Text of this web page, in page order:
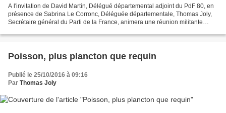
A l'invitation de David Martin, Délégué départemental adjoint du PdF 80, en
présence de Sabrina Le Corronc, Déléguée départementale, Thomas Joly,
Secrétaire général du Parti de la France, animera une réunion militante
Poisson, plus plancton que requin
Publié le 25/10/2016 à 09:16
Par Thomas Joly